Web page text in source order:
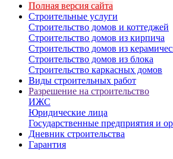
Полная версия сайта
Строительные услуги
Строительство домов и коттеджей
Строительство домов из кирпича
Строительство домов из
Строительство домов из блока
Строительство каркасных домов
Виды строительных работ
Разрешение на строительство
ИЖС
Юридические лица
Государственные предприятия и
Дневник строительства
Гарантия